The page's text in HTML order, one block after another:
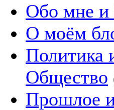
Обо мне и
О моём
Политика
Общество
Прошлое